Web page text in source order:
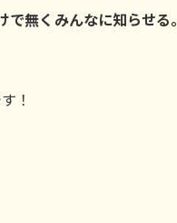
無くみんなに知らせる。
！